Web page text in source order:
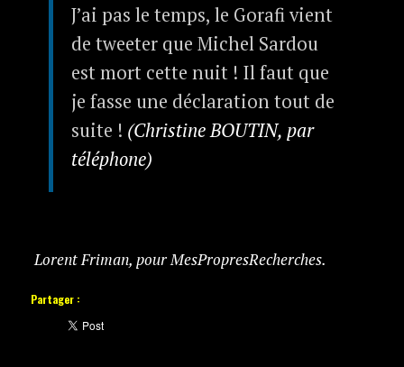
J’ai pas le temps, le Gorafi vient
de tweeter que Michel Sardou
est mort cette nuit ! Il faut que
je fasse une déclaration tout de
suite ! (Christine BOUTIN, par
téléphone)
Lorent Friman, pour MesPropresRecherches.
Partager :